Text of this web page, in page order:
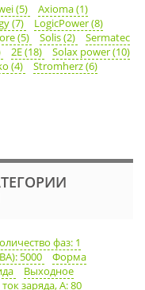
(5)
Axioma (1)
(7)
LogicPower (8)
(5) Solis (2)
Sermatec
2E (18)
Solax power (10)
(4)
Stromherz (6)
фаз: 1
5000
Форма
Выходное
заряда, А: 80